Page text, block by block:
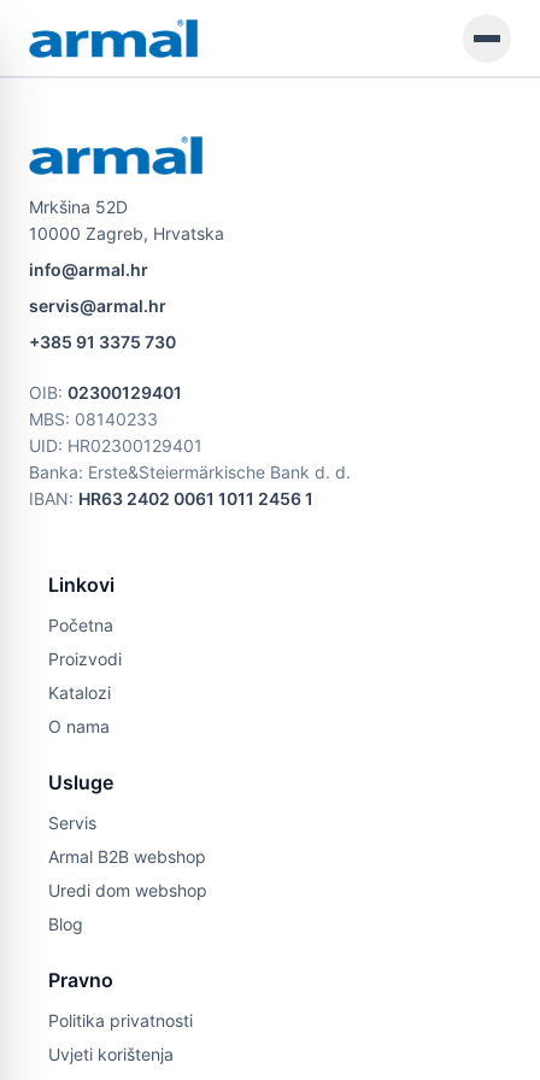
Preskoči na glavni sadržaj
Mrkšina 52D
10000 Zagreb, Hrvatska
info@armal.hr
servis@armal.hr
+385 91 3375 730
OIB: 02300129401
MBS: 08140233
UID: HR02300129401
Banka: Erste&Steiermärkische Bank d. d.
IBAN: HR63 2402 0061 1011 2456 1
Linkovi
Početna
Proizvodi
Katalozi
O nama
Usluge
Servis
Armal B2B webshop
Uredi dom webshop
Blog
Pravno
Politika privatnosti
Uvjeti korištenja